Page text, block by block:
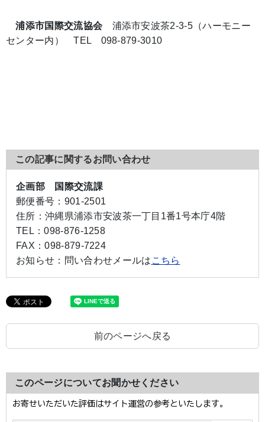
浦添市国際交流協会 浦添市安波茶2-3-5（ハーモニー
センター内） TEL 098-879-3010
この記事に関するお問い合わせ
企画部 国際交流課
郵便番号： 901-2501
住所： 沖縄県浦添市安波茶一丁目1番1号本庁4階
TEL：098-876-1258
FAX：098-879-7224
お知らせ： 問い合わせメールは こちら
前のページへ戻る
このページについてお聞かせください